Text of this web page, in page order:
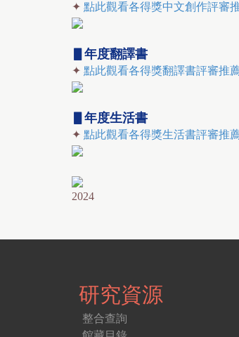
✦ 點此觀看各得獎中文創作評審
▋年度翻譯書
✦ 點此觀看各得獎翻譯書評審推
▋年度生活書
✦ 點此觀看各得獎生活書評審推
2024
研究資源
整合查詢